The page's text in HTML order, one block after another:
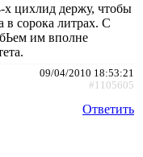
х цихлид держу, чтобы
в сорока литрах. С
им вполне
09/04/2010 18:53:21
#1105605
Ответить